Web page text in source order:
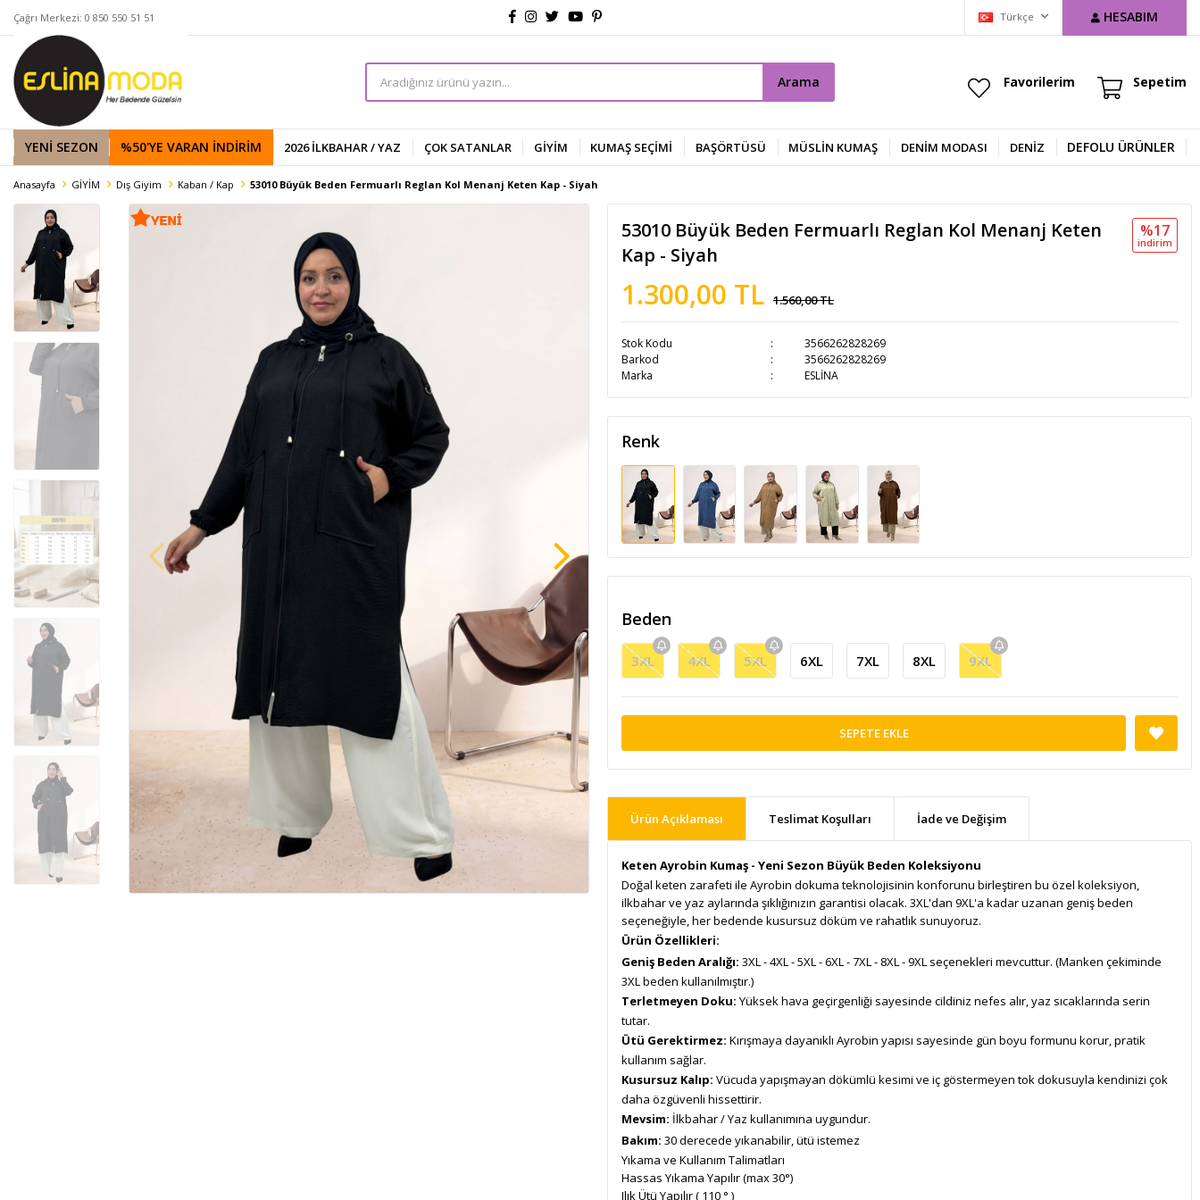
Çağrı Merkezi: 0 850 550 51 51 Türkçe HESABIM
Arama Favorilerim Sepetim
YENİ SEZON %50'YE VARAN İNDIRIM 2026 İLKBAHAR / YAZ ÇOK SATANLAR GİYİM KUMAŞ SEÇİMİ BAŞÖRTÜSÜ MÜSLİN KUMAŞ DENIM MODASI DENİZ DEFOLU ÜRÜNLER
Anasayfa GİYİM Dış Giyim Kaban / Kap 53010 Büyük Beden Fermuarlı Reglan Kol Menanj Keten Kap - Siyah
53010 Büyük Beden Fermuarlı Reglan Kol Menanj Keten
Kap - Siyah
1.300,00 TL 1.560,00 TL
%17
i̇ndi̇ri̇m
Stok Kodu
3566262828269
Barkod
3566262828269
Marka
ESLİNA
Renk
Beden
3XL 4XL 5XL 6XL 7XL 8XL 9XL
SEPETE EKLE
Ürün Açıklaması Teslimat Koşulları İade ve Değişim
Keten Ayrobin Kumaş - Yeni Sezon Büyük Beden Koleksiyonu
Doğal keten zarafeti ile Ayrobin dokuma teknolojisinin konforunu birleştiren bu özel koleksiyon,
ilkbahar ve yaz aylarında şıklığınızın garantisi olacak. 3XL'dan 9XL'a kadar uzanan geniş beden
seçeneğiyle, her bedende kusursuz döküm ve rahatlık sunuyoruz.
Ürün Özellikleri:
Geniş Beden Aralığı: 3XL - 4XL - 5XL - 6XL - 7XL - 8XL - 9XL seçenekleri mevcuttur. (Manken çekiminde
3XL beden kullanılmıştır.)
Terletmeyen Doku: Yüksek hava geçirgenliği sayesinde cildiniz nefes alır, yaz sıcaklarında serin
tutar.
Ütü Gerektirmez: Kırışmaya dayanıklı Ayrobin yapısı sayesinde gün boyu formunu korur, pratik
kullanım sağlar.
Kusursuz Kalıp: Vücuda yapışmayan dökümlü kesimi ve iç göstermeyen tok dokusuyla kendinizi çok
daha özgüvenli hissettirir.
Mevsim: İlkbahar / Yaz kullanımına uygundur.
Bakım: 30 derecede yıkanabilir, ütü istemez
Yıkama ve Kullanım Talimatları
Hassas Yıkama Yapılır (max 30°)
Ilık Ütü Yapılır ( 110 ° )